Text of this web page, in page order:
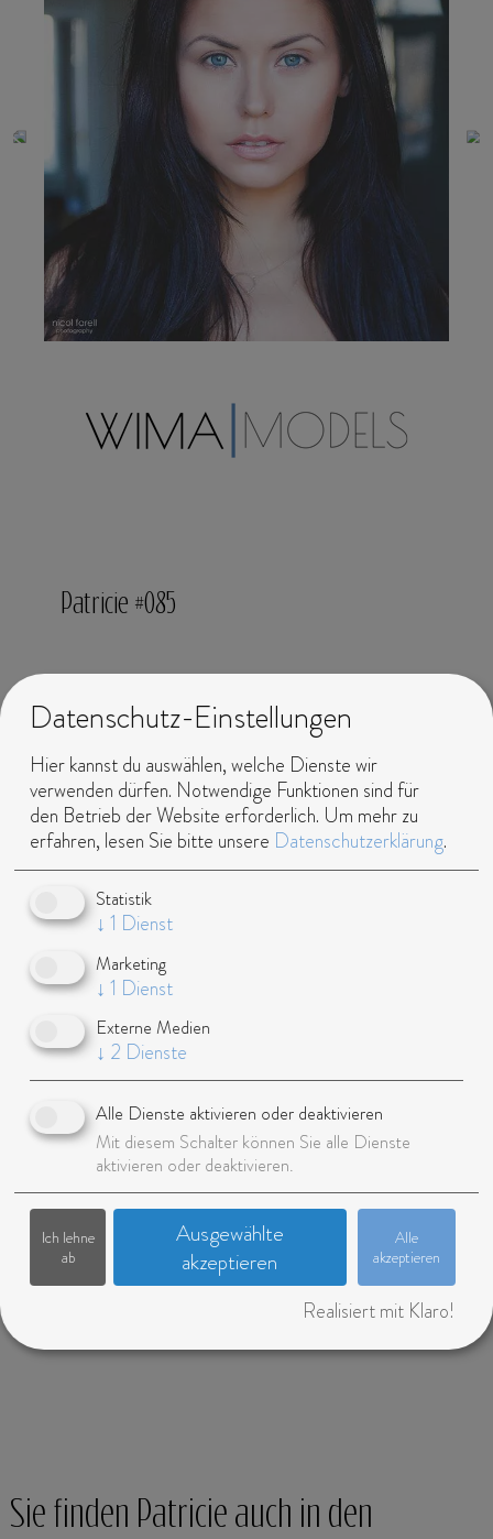
Patricie #085
tschechisch
Haarfarbe:
braun
Augenfarbe:
blau
Körpergröße:
171 cm
Konfektionsgröße:
34
Wohnort:
Geburtsjahr:
Aktueller Job:
Instagram:
7.500 Follower
Download Sedcard
Sie finden Patricie auch in den
Datenschutz-Einstellungen
Hier kannst du auswählen, welche Dienste wir
verwenden dürfen. Notwendige Funktionen sind für
den Betrieb der Website erforderlich. Um mehr zu
erfahren, lesen Sie bitte unsere Datenschutzerklärung.
Statistik
↓ 1 Dienst
Marketing
↓ 1 Dienst
Externe Medien
↓ 2 Dienste
Alle Dienste aktivieren oder deaktivieren
Mit diesem Schalter können Sie alle Dienste
aktivieren oder deaktivieren.
Ich lehne
ab
Ausgewählte
akzeptieren
Alle
akzeptieren
Realisiert mit Klaro!